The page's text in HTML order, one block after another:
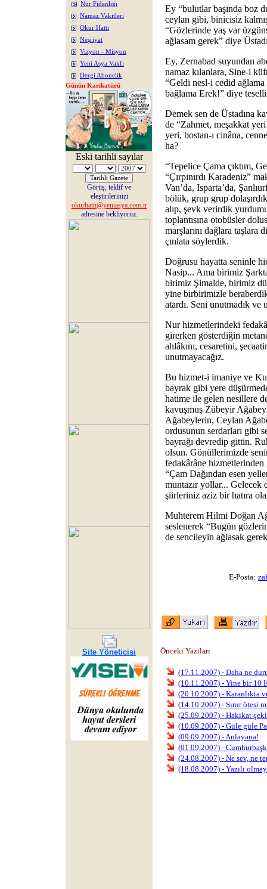
Nur Fidanlığı
Namaz Vakitleri
Okur Hattı
Neşriyat
Vizyon - Misyon
Yeni Asya Vakfı
Dergi Abonelik
Günün Karikatürü
Eski tarihli sayılar
Görüş, teklif ve
eleştirilerinizi
okurhatti@yeniasya.com.tr
adresine bekliyoruz.
Site Yöneticisi
Ey “bulutlar başında boz
ceylan gibi, binicisiz
“Gözlerinde yaş var
ağlasam gerek” diye
Ey, Zernabad suyundan
namaz kılanlara, Sine-i
“Geldi nesl-i cedid
bağlama Erek!” diye
Demek sen de Üstadına
de “Zahmet, meşakkat
yeri, bostan-ı cinâna,
ha?
“Tepelice Çama çıktım,
“Çırpınırdı Karadeniz”
Van’da, Isparta’da,
bölük, grup grup
alıp, şevk verirdik
toplantısına otobüsler
marşlarını dağlara taşlara
çınlata söylerdik.
Doğrusu hayatta seninle
Nasip... Ama birimiz
birimiz Şimalde, birimiz
yine birbirimizle
atardı. Seni unutmadık ve
Nur hizmetlerindeki
girerken gösterdiğin
ahlâkını, cesaretini,
unutmayacağız.
Bu hizmet-i imaniye ve
bayrak gibi yere
hatime ile gelen nesillere
kavuşmuş Zübeyir
Ağabeylerin, Ceylan
ordusunun serdarları gibi
bayrağı devredip gittin.
olsun. Gönüllerimizde
fedakârâne
“Çam Dağından esen
muntazır yollar... Gelecek
şiirleriniz aziz bir hatıra
Muhterem Hilmi Doğan
seslenerek “Bugün
de sencileyin ağlasak
E-Posta:
Önceki Yazıları
(17.11.2007) - Daha ne
(10.11.2007) - Yine bir 10
(20.10.2007) - Karanlıkta
(14.10.2007) - Sınır ötesi
(25.09.2007) - Hakikat
(10.09.2007) - Güle güle
(09.09.2007) - Anlayana!
(01.09.2007) -
(24.08.2007) - Ne sev, ne
(18.08.2007) - Yazılı